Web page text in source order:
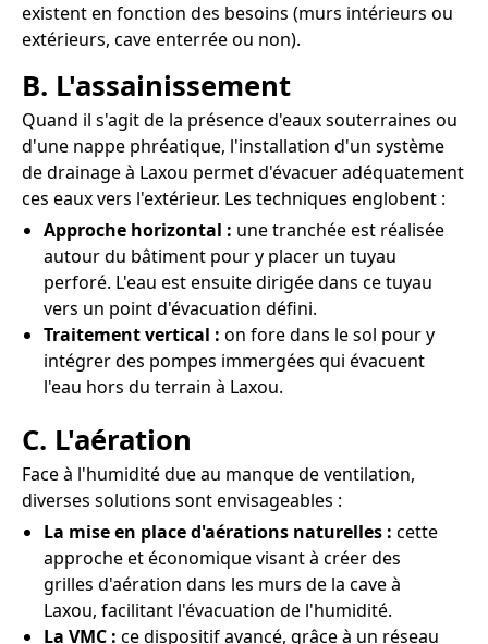
existent en fonction des besoins (murs intérieurs ou
extérieurs, cave enterrée ou non).
B. L'assainissement
Quand il s'agit de la présence d'eaux souterraines ou
d'une nappe phréatique, l'installation d'un système
de drainage à Laxou permet d'évacuer adéquatement
ces eaux vers l'extérieur. Les techniques englobent :
Approche horizontal : une tranchée est réalisée
autour du bâtiment pour y placer un tuyau
perforé. L'eau est ensuite dirigée dans ce tuyau
vers un point d'évacuation défini.
Traitement vertical : on fore dans le sol pour y
intégrer des pompes immergées qui évacuent
l'eau hors du terrain à Laxou.
C. L'aération
Face à l'humidité due au manque de ventilation,
diverses solutions sont envisageables :
La mise en place d'aérations naturelles : cette
approche et économique visant à créer des
grilles d'aération dans les murs de la cave à
Laxou, facilitant l'évacuation de l'humidité.
La VMC : ce dispositif avancé, grâce à un réseau